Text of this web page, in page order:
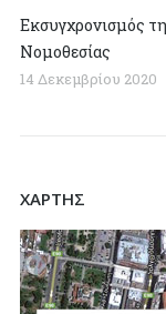
Εκσυγχρονισμός
Νομοθεσίας
14 Δεκεμβρίου 2020
ΧΑΡΤΗΣ